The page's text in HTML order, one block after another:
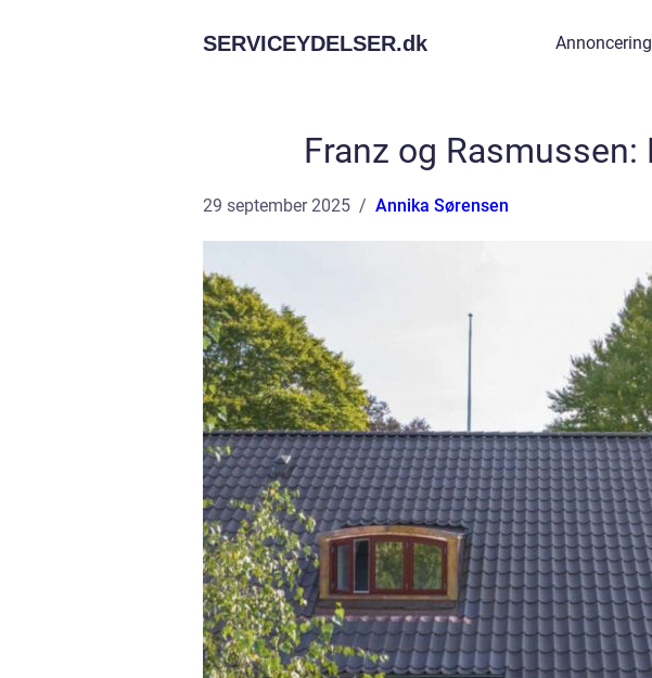
SERVICEYDELSER.dk Annoncering
Franz og
29 september 2025 Annika Sørensen